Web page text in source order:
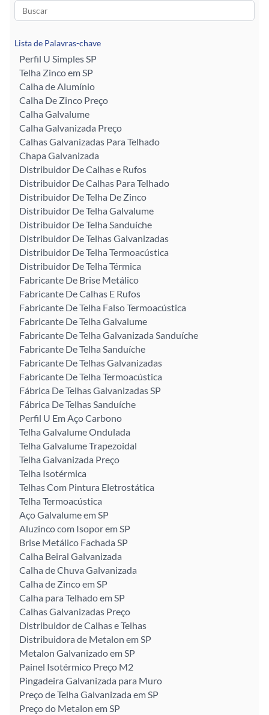
Lista de Palavras-chave
Perfil U Simples SP
Telha Zinco em SP
Calha de Alumínio
Calha De Zinco Preço
Calha Galvalume
Calha Galvanizada Preço
Calhas Galvanizadas Para Telhado
Chapa Galvanizada
Distribuidor De Calhas e Rufos
Distribuidor De Calhas Para Telhado
Distribuidor De Telha De Zinco
Distribuidor De Telha Galvalume
Distribuidor De Telha Sanduíche
Distribuidor De Telhas Galvanizadas
Distribuidor De Telha Termoacústica
Distribuidor De Telha Térmica
Fabricante De Brise Metálico
Fabricante De Calhas E Rufos
Fabricante De Telha Falso Termoacústica
Fabricante De Telha Galvalume
Fabricante De Telha Galvanizada Sanduíche
Fabricante De Telha Sanduíche
Fabricante De Telhas Galvanizadas
Fabricante De Telha Termoacústica
Fábrica De Telhas Galvanizadas SP
Fábrica De Telhas Sanduíche
Perfil U Em Aço Carbono
Telha Galvalume Ondulada
Telha Galvalume Trapezoidal
Telha Galvanizada Preço
Telha Isotérmica
Telhas Com Pintura Eletrostática
Telha Termoacústica
Aço Galvalume em SP
Aluzinco com Isopor em SP
Brise Metálico Fachada SP
Calha Beiral Galvanizada
Calha de Chuva Galvanizada
Calha de Zinco em SP
Calha para Telhado em SP
Calhas Galvanizadas Preço
Distribuidor de Calhas e Telhas
Distribuidora de Metalon em SP
Metalon Galvanizado em SP
Painel Isotérmico Preço M2
Pingadeira Galvanizada para Muro
Preço de Telha Galvanizada em SP
Preço do Metalon em SP